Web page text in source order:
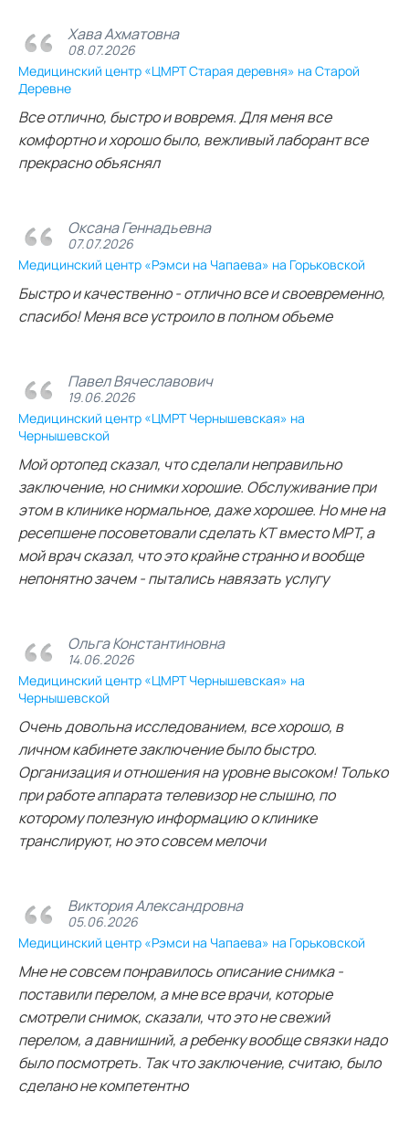
Хава Ахматовна
08.07.2026
Медицинский центр «ЦМРТ Старая деревня» на Старой
Деревне
Все отлично, быстро и вовремя. Для меня все
комфортно и хорошо было, вежливый лаборант все
прекрасно объяснял
Оксана Геннадьевна
07.07.2026
Медицинский центр «Рэмси на Чапаева» на Горьковской
Быстро и качественно - отлично все и своевременно,
спасибо! Меня все устроило в полном объеме
Павел Вячеславович
19.06.2026
Медицинский центр «ЦМРТ Чернышевская» на
Чернышевской
Мой ортопед сказал, что сделали неправильно
заключение, но снимки хорошие. Обслуживание при
этом в клинике нормальное, даже хорошее. Но мне на
ресепшене посоветовали сделать КТ вместо МРТ, а
мой врач сказал, что это крайне странно и вообще
непонятно зачем - пытались навязать услугу
Ольга Константиновна
14.06.2026
Медицинский центр «ЦМРТ Чернышевская» на
Чернышевской
Очень довольна исследованием, все хорошо, в
личном кабинете заключение было быстро.
Организация и отношения на уровне высоком! Только
при работе аппарата телевизор не слышно, по
которому полезную информацию о клинике
транслируют, но это совсем мелочи
Виктория Александровна
05.06.2026
Медицинский центр «Рэмси на Чапаева» на Горьковской
Мне не совсем понравилось описание снимка -
поставили перелом, а мне все врачи, которые
смотрели снимок, сказали, что это не свежий
перелом, а давнишний, а ребенку вообще связки надо
было посмотреть. Так что заключение, считаю, было
сделано не компетентно